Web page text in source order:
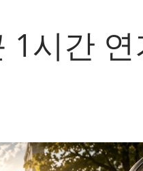
1시간 연